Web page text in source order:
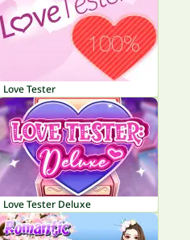
Love Tester
Love Tester Deluxe